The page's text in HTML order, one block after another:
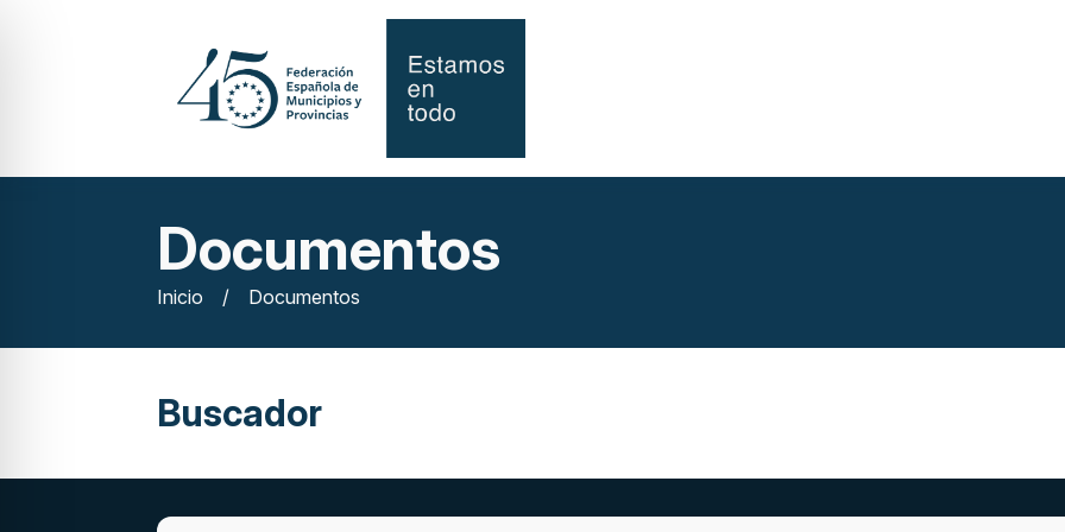
Documentos
Inicio / Documentos
Buscador